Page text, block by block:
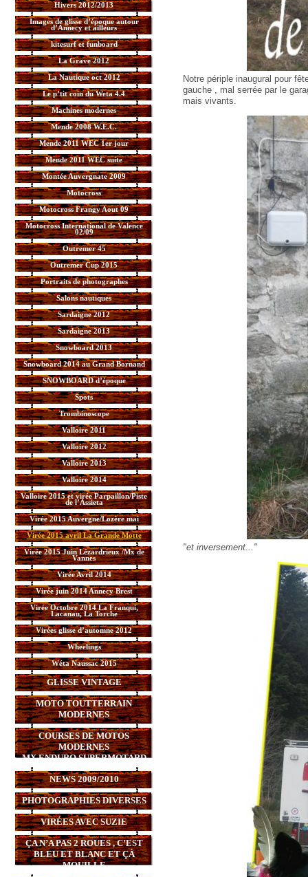
Hivers 2012/2013
Images de glisse d’époque autour
d’Annecy et ailleurs
kitesurf et funboard
La Grave 2012
La Nautique oct 2012
Le p’tit coin du Weta 4.4
Machines modernes
Mende 2008 W.E.C.
Mende 2011 WEC 1er jour
Mende 2011 WEC suite
Montée Auvergnate 2009
Motocross
Motocross Frangy Aout 09
Motocross International de Valence
02/09
Outremer 45
Outremer Cup 2015
Portraits de photographes
Salons nautiques
Sardaigne 2012
Sardaigne 2013
Snowboard 2013
Snowboard 2014 au Grand Bornand
SNOWBOARD d’époque
Spots
Trombinoscope
Valloire 2011
Valloire 2012
Valloire 2013
Valloire 2014
Valloire 2015 et virée Parpaillon/Piste
de l’Assieta
Virée 2015 Auvergne/Lozère mai
Virée 2015 avril La Grande Motte
Virée 2015 Juin Lézardrieux /Mx de
Vannes
Virée Avril 2014
Virée juin 2014 Annecy Brest
Virée Octobre 2014 La Franqui,
Lacanau, La Torche
Virées glisse d’automne 2012
Wheelings
Wéta Naussac 2015
GLISSE VINTAGE
MOTO TOUTTERRAIN
MODERNES
COURSES DE MOTOS
MODERNES
MX,ENDURO,SUPERMOTARD
NEWS 2009/2010
PHOTOGRAPHIES DIVERSES
VIRÉES AVEC SUZIE
ÇA N’A PAS 2 ROUES , C’EST
BLEU ET BLANC ET ÇÀ
MOUILLE
Notre périple inaugural pour
gauche , mal serrée par le
mais vivants.
"et inversement..."